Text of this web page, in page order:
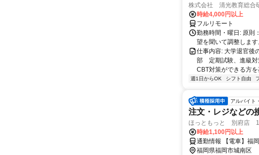
株式会社 清光教育総合
時給4,000円以上
フルリモート
勤務時間・曜日: 原則
望を聞いて調整します
仕事内容: 大学退官後
部 定期試験、進級対
CBT対策ができる方
週1日からOK シフト自由
アルバイト
注文・レジなどの
ほっともっと 別府店
時給1,100円以上
通勤情報 【電車】福
福岡県福岡市城南区